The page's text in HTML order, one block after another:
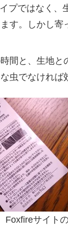
プではなく、
す。しかし寄
間と、生地と
虫でなければ
Foxfireサイト